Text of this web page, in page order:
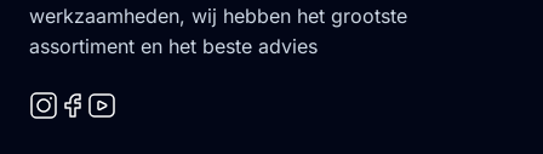
werkzaamheden, wij hebben het grootste
assortiment en het beste advies